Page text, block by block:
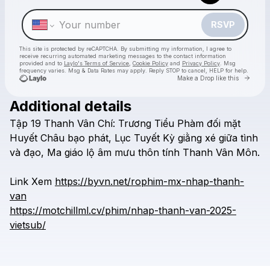
RSVP
This site is protected by reCAPTCHA. By submitting my information, I agree to
receive recurring automated marketing messages to the contact information
provided and to Laylo's Terms of Service Cookie Policy and Privacy Policy . Msg
frequency varies. Msg & Data Rates may apply. Reply STOP to cancel, HELP for help.
Make a Drop like this Go
motchill-motphim-rophim-phimmoi-nghienphim
Check your texts
Additional details
Tập 19 Thanh Vân Chí: Trương Tiểu Phàm đối mặt
Huyết Châu bạo phát, Lục Tuyết Kỳ giằng xé giữa tình
và đạo, Ma giáo lộ âm mưu thôn tính Thanh Vân Môn.
Link Xem https://byvn.net/rophim-mx-nhap-thanh-
van
https://motchillml.cv/phim/nhap-thanh-van-2025-
vietsub/